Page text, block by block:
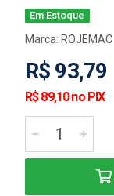
Em Estoque
Marca: ROJEMAC
R$ 93,79
R$ 89,10 no PIX